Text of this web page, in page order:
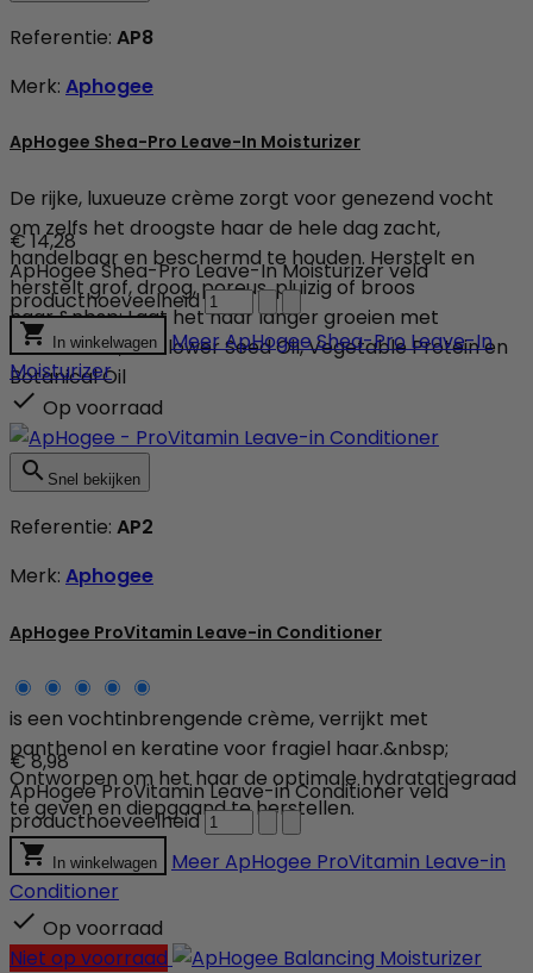
Referentie: AP8
Merk: Aphogee
ApHogee Shea-Pro Leave-In Moisturizer
De rijke, luxueuze crème zorgt voor genezend vocht
om zelfs het droogste haar de hele dag zacht,
handelbaar en beschermd te houden. Herstelt en
herstelt grof, droog, poreus, pluizig of broos
haar.&nbsp; Laat het haar langer groeien met
Karitéboter, Sunflower Seed Oil, Vegetable Protein en
Botanical Oil
€ 14,28
ApHogee Shea-Pro Leave-In Moisturizer veld
producthoeveelheid
 In winkelwagen Meer ApHogee Shea-Pro Leave-In
Moisturizer
 Op voorraad
 Snel bekijken
Referentie: AP2
Merk: Aphogee
ApHogee ProVitamin Leave-in Conditioner
is een vochtinbrengende crème, verrijkt met
panthenol en keratine voor fragiel haar.&nbsp;
Ontworpen om het haar de optimale hydratatiegraad
te geven en diepgaand te herstellen.
€ 8,98
ApHogee ProVitamin Leave-in Conditioner veld
producthoeveelheid
 In winkelwagen Meer ApHogee ProVitamin Leave-in
Conditioner
 Op voorraad
Niet op voorraad